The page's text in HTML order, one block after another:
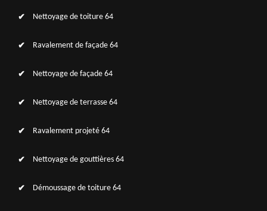
Nettoyage de toiture 64
Ravalement de façade 64
Nettoyage de façade 64
Nettoyage de terrasse 64
Ravalement projeté 64
Nettoyage de gouttières 64
Démoussage de toiture 64